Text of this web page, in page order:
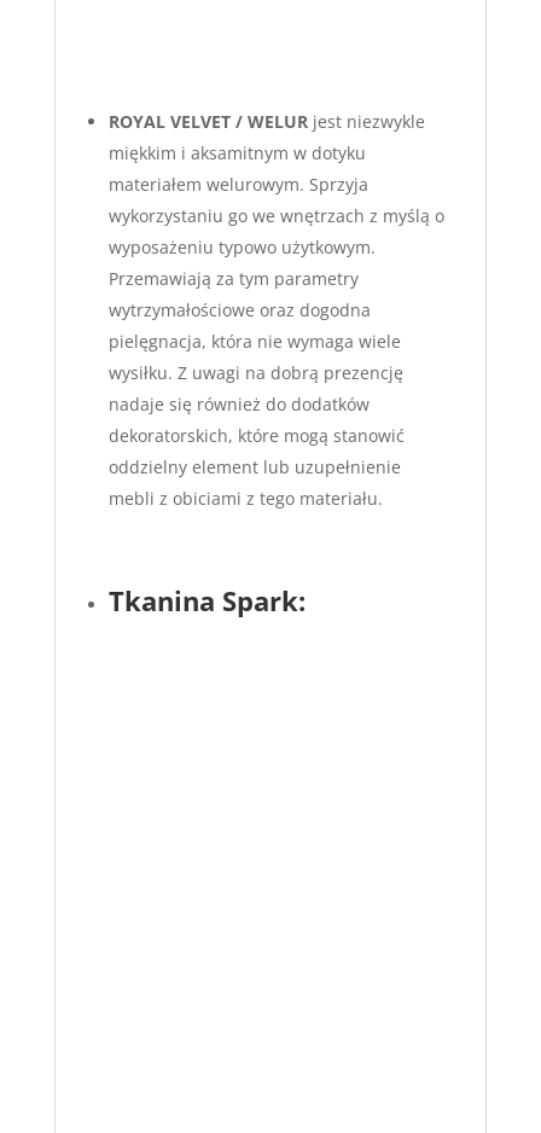
ROYAL VELVET / WELURjest niezwykle
miękkim i aksamitnym w dotyku
materiałem welurowym. Sprzyja
wykorzystaniu go we wnętrzach z myślą o
wyposażeniu typowo użytkowym.
Przemawiają za tym parametry
wytrzymałościowe oraz dogodna
pielęgnacja, która nie wymaga wiele
wysiłku. Z uwagi na dobrą prezencję
nadaje się również do dodatków
dekoratorskich, które mogą stanowić
oddzielny element lub uzupełnienie
mebli z obiciami z tego materiału.
Tkanina Spark: